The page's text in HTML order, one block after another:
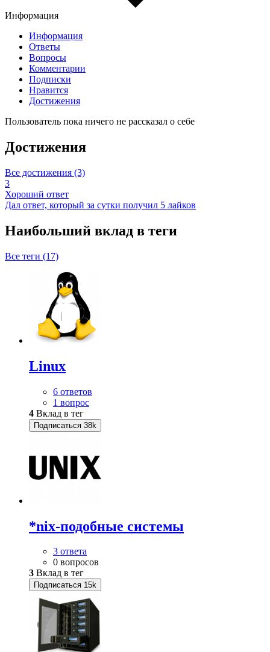
Информация
Информация
Ответы
Вопросы
Комментарии
Подписки
Нравится
Достижения
Пользователь пока ничего не рассказал о себе
Достижения
Все достижения (3)
3
Хороший ответ
Дал ответ, который за сутки получил 5 лайков
Наибольший вклад в теги
Все теги (17)
Linux
6 ответов
1 вопрос
4 Вклад в тег
Подписаться 38k
*nix-подобные системы
3 ответа
0 вопросов
3 Вклад в тег
Подписаться 15k